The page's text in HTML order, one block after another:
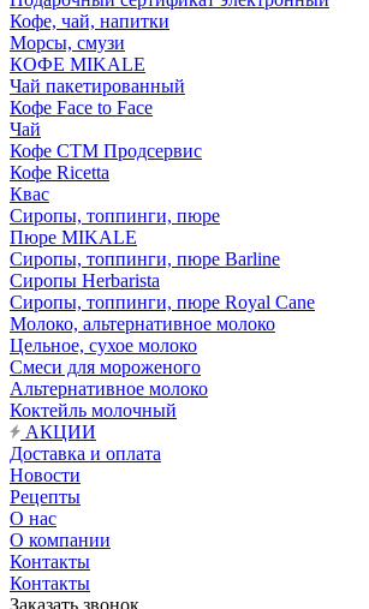
Кофе, чай, напитки
Морсы, смузи
КОФЕ MIKALE
Чай пакетированный
Кофе Face to Face
Чай
Кофе СТМ Продсервис
Кофе Ricetta
Квас
Сиропы, топпинги, пюре
Пюре MIKALE
Сиропы, топпинги, пюре Barline
Сиропы Herbarista
Сиропы, топпинги, пюре Royal Cane
Молоко, альтернативное молоко
Цельное, сухое молоко
Смеси для мороженого
Альтернативное молоко
Коктейль молочный
АКЦИИ
Доставка и оплата
Новости
Рецепты
О нас
О компании
Контакты
Контакты
Заказать звонок